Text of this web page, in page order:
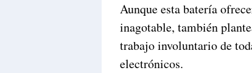
Aunque esta batería
inagotable, también
trabajo involuntario de
electrónicos.